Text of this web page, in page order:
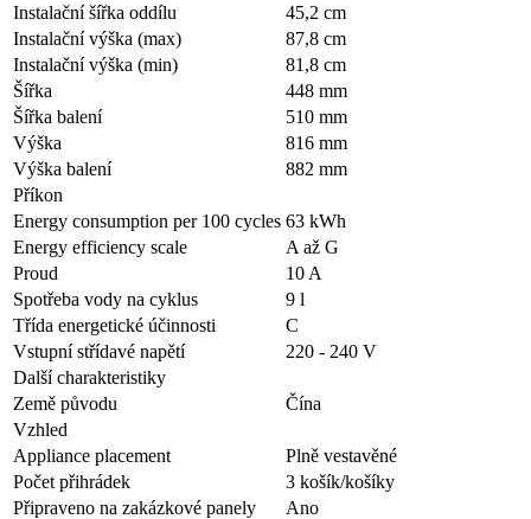
Instalační šířka oddílu
45,2 cm
Instalační výška (max)
87,8 cm
Instalační výška (min)
81,8 cm
Šířka
448 mm
Šířka balení
510 mm
Výška
816 mm
Výška balení
882 mm
Příkon
Energy consumption per 100 cycles 63 kWh
Energy efficiency scale
A až G
Proud
10 A
Spotřeba vody na cyklus
9 l
Třída energetické účinnosti
C
Vstupní střídavé napětí
220 - 240 V
Další charakteristiky
Země původu
Čína
Vzhled
Appliance placement
Plně vestavěné
Počet přihrádek
3 košík/košíky
Připraveno na zakázkové panely
Ano